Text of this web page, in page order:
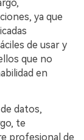
ya que
de usar y
que no
en
datos,
te
profesional de